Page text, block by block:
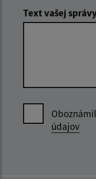
Text vašej
údajov